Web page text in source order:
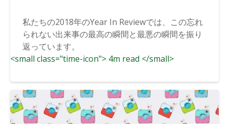
私たちの2018年のYear In Reviewでは、この忘れ
られない出来事の最高の瞬間と最悪の瞬間を振り
返っています。
<small class="time-icon"> 4m read </small>